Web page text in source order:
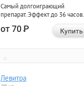
Самый долгоиграющий
препарат. Эффект до 36 часов.
от 70Р Купить
Левитра